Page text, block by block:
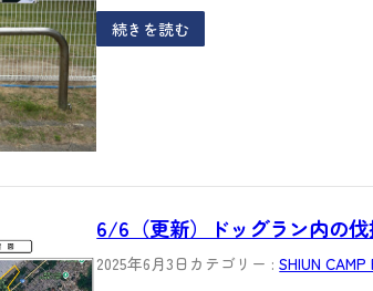
続きを読む
6/6（更新）ドッグラン内の
2025年6月3日 カテゴリー :SHIUN CAMP